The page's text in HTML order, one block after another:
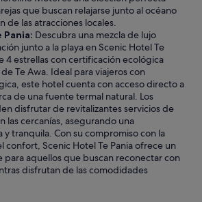
que buscan relajarse junto al océano
de las atracciones locales.
Pania: Descubra una mezcla de lujo
junto a la playa en Scenic Hotel Te
4 estrellas con certificación ecológica
Te Awa. Ideal para viajeros con
este hotel cuenta con acceso directo a
de una fuente termal natural. Los
disfrutar de revitalizantes servicios de
las cercanías, asegurando una
y tranquila. Con su compromiso con la
confort, Scenic Hotel Te Pania ofrece un
para aquellos que buscan reconectar con
disfrutan de las comodidades